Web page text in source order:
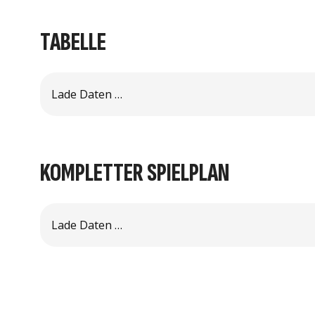
TABELLE
Noch nicht verfügbarFür dieses Team stehen